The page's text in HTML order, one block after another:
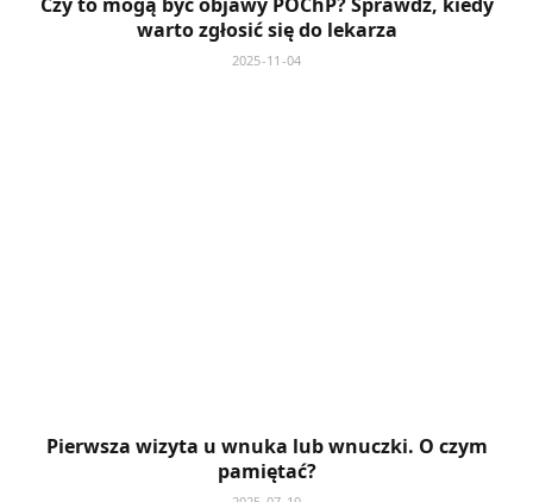
warto zgłosić się do lekarza
2025-11-04
Pierwsza wizyta u wnuka lub wnuczki. O czym
pamiętać?